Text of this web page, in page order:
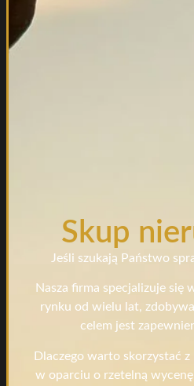
Skup
Jeśli szukają Państwo
Nasza firma specjalizuje się
rynku od wielu lat,
celem jest
Dlaczego warto skorzystać
w oparciu o rzetelną